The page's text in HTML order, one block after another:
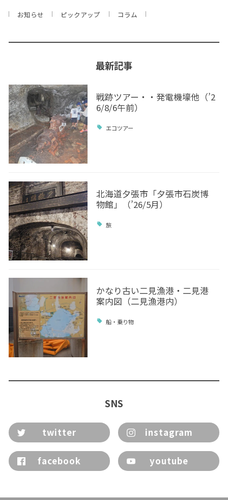
お知らせ ピックアップ コラム
最新記事
戦跡ツアー・・発電機壕他（’2
6/8/6午前）
エコツアー
北海道夕張市「夕張市石炭博
物館」（’26/5月）
旅
かなり古い二見漁港・二見港
案内図（二見漁港内）
船・乗り物
SNS
twitter instagram
facebook youtube